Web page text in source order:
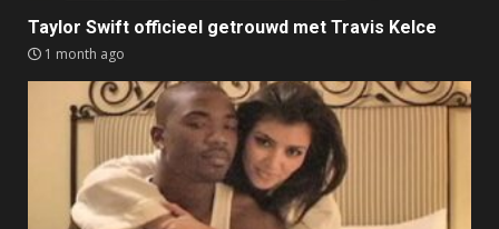
Taylor Swift officieel getrouwd met Travis Kelce
1 month ago